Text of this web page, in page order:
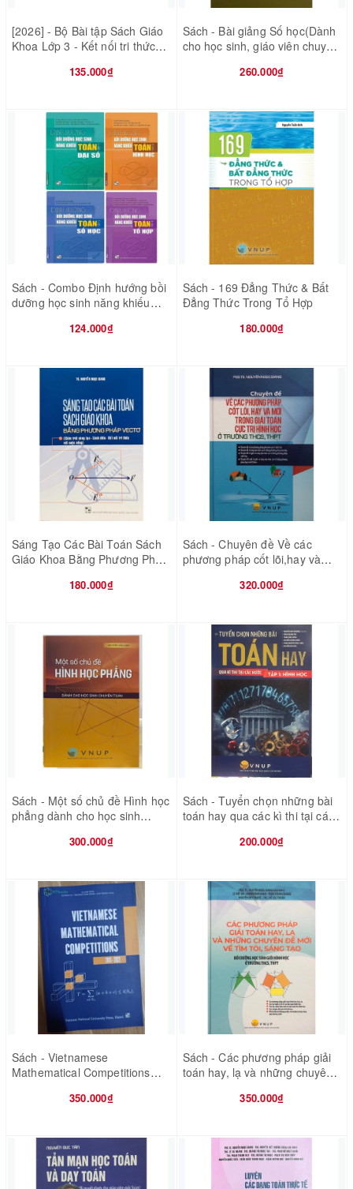
[2026] - Bộ Bài tập Sách Giáo
Khoa Lớp 3 - Kết nối tri thức
kèm 8 bao sách)
135.000₫
Sách - Bài giảng Số học(Dành
cho học sinh, giáo viên chuyên
260.000₫
Sách - Combo Định hướng bồi
dưỡng học sinh năng khiếu
học - Tổ hợp)124.000₫
Sách - 169 Đẳng Thức & Bất
Đẳng Thức Trong Tổ Hợp
180.000₫
Sáng Tạo Các Bài Toán Sách
Giáo Khoa Bằng Phương Pháp
180.000₫
Sách - Chuyên đề Về các
phương pháp cốt lõi,hay và
học ở trường THCS, THPT
320.000₫
Sách - Một số chủ đề Hình học
phẳng dành cho học sinh
300.000₫
Sách - Tuyển chọn những bài
toán hay qua các kì thi tại các
200.000₫
Sách - Vietnamese
Mathematical Competitions
350.000₫
Sách - Các phương pháp giải
toán hay, lạ và những chuyên
350.000₫